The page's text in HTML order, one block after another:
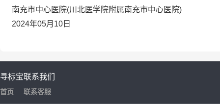
南充市中心医院(川北医学院附属南充市中心医院)
2024年05月10日
寻标宝
首页
联系我们
联系客服